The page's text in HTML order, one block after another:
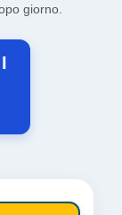
giorno.